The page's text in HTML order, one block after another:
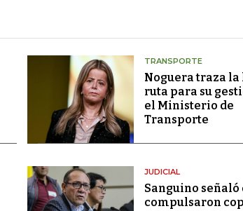
TRANSPORTE
Noguera traza la
ruta para su
el Ministerio de
Transporte
JUDICIAL
Sanguino señaló
compulsaron